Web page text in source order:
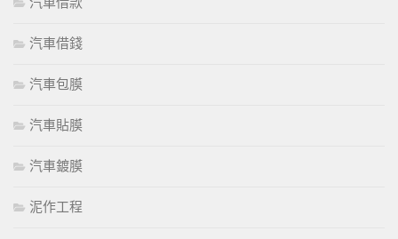
汽車借錢
汽車包膜
汽車貼膜
汽車鍍膜
泥作工程